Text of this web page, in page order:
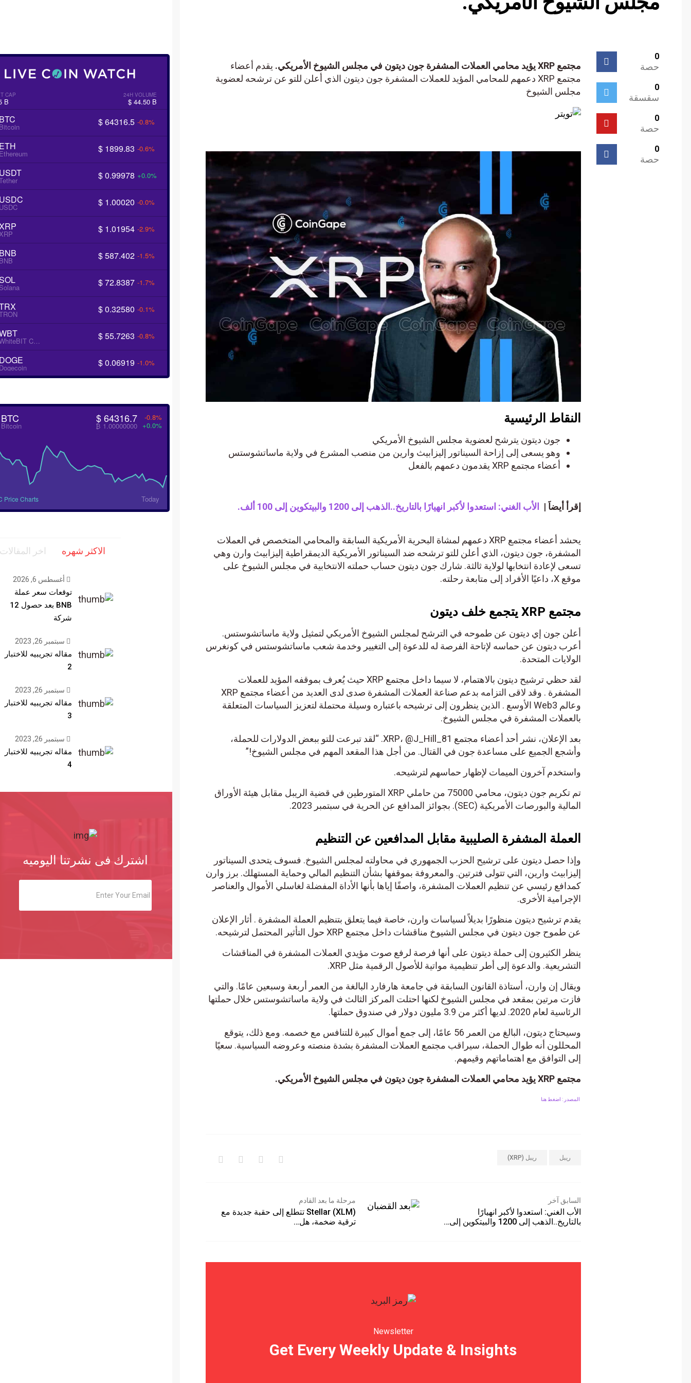
حصة
سقسقة
حصة
حصة
مجتمع XRP يؤيد محامي العملات المشفرة جون ديتون في مجلس الشيوخ الأمريكي.
يقدم أعضاء
مجتمع XRP دعمهم للمحامي المؤيد للعملات المشفرة جون ديتون الذي أعلن للتو عن ترشحه لعضوية
مجلس الشيوخ
النقاط الرئيسية
جون ديتون يترشح لعضوية مجلس الشيوخ الأمريكي
وهو يسعى إلى إزاحة السيناتور إليزابيث وارين من منصب المشرع في ولاية ماساتشوستس
أعضاء مجتمع XRP يقدمون دعمهم بالفعل
إقرأ أيضاَ |الأب الغني: استعدوا لأكبر انهيارًا بالتاريخ..الذهب إلى 1200 والبيتكوين إلى 100 ألف.
يحشد أعضاء مجتمع XRP دعمهم لمشاة البحرية الأمريكية السابقة والمحامي المتخصص في العملات
المشفرة، جون ديتون، الذي أعلن للتو ترشحه ضد السيناتور الأمريكية الديمقراطية إليزابيث وارن وهي
تسعى لإعادة انتخابها لولاية ثالثة. شارك جون ديتون حساب حملته الانتخابية في مجلس الشيوخ على
موقع X، داعيًا الأفراد إلى متابعة رحلته.
مجتمع XRP يتجمع خلف ديتون
أعلن جون إي ديتون عن طموحه في الترشح لمجلس الشيوخ الأمريكي لتمثيل ولاية ماساتشوستس.
أعرب ديتون عن حماسه لإتاحة الفرصة له للدعوة إلى التغيير وخدمة شعب ماساتشوستس في كونغرس
الولايات المتحدة.
لقد حظي ترشيح ديتون بالاهتمام، لا سيما داخل مجتمع XRP حيث يُعرف بموقفه المؤيد للعملات
المشفرة . وقد لاقى التزامه بدعم صناعة العملات المشفرة صدى لدى العديد من أعضاء مجتمع XRP
وعالم Web3 الأوسع . الذين ينظرون إلى ترشيحه باعتباره وسيلة محتملة لتعزيز السياسات المتعلقة
بالعملات المشفرة في مجلس الشيوخ.
بعد الإعلان، نشر أحد أعضاء مجتمع XRP، @J_Hill_81. “لقد تبرعت للتو ببعض الدولارات للحملة،
وأشجع الجميع على مساعدة جون في القتال. من أجل هذا المقعد المهم في مجلس الشيوخ!”
واستخدم آخرون الميمات لإظهار حماسهم لترشيحه.
تم تكريم جون ديتون، محامي 75000 من حاملي XRP المتورطين في قضية الريبل مقابل هيئة الأوراق
المالية والبورصات الأمريكية (SEC). بجوائز المدافع عن الحرية في سبتمبر 2023.
العملة المشفرة الصليبية مقابل المدافعين عن التنظيم
وإذا حصل ديتون على ترشيح الحزب الجمهوري في محاولته لمجلس الشيوخ. فسوف يتحدى السيناتور
إليزابيث وارين، التي تتولى فترتين. والمعروفة بموقفها بشأن التنظيم المالي وحماية المستهلك. برز وارن
كمدافع رئيسي عن تنظيم العملات المشفرة، واصفًا إياها بأنها الأداة المفضلة لغاسلي الأموال والعناصر
الإجرامية الأخرى.
يقدم ترشيح ديتون منظورًا بديلاً لسياسات وارن، خاصة فيما يتعلق بتنظيم العملة المشفرة . أثار الإعلان
عن طموح جون ديتون في مجلس الشيوخ مناقشات داخل مجتمع XRP حول التأثير المحتمل لترشيحه.
ينظر الكثيرون إلى حملة ديتون على أنها فرصة لرفع صوت مؤيدي العملات المشفرة في المناقشات
التشريعية. والدعوة إلى أطر تنظيمية مواتية للأصول الرقمية مثل XRP.
ويقال إن وارن، أستاذة القانون السابقة في جامعة هارفارد البالغة من العمر أربعة وسبعين عامًا. والتي
فازت مرتين بمقعد في مجلس الشيوخ لكنها احتلت المركز الثالث في ولاية ماساتشوستس خلال حملتها
الرئاسية لعام 2020. لديها أكثر من 3.9 مليون دولار في صندوق حملتها.
وسيحتاج ديتون، البالغ من العمر 56 عامًا، إلى جمع أموال كبيرة للتنافس مع خصمه. ومع ذلك، يتوقع
المحللون أنه طوال الحملة، سيراقب مجتمع العملات المشفرة بشدة منصته وعروضه السياسية. سعيًا
إلى التوافق مع اهتماماتهم وقيمهم.
مجتمع XRP يؤيد محامي العملات المشفرة جون ديتون في مجلس الشيوخ الأمريكي.
المصدر : اضغط هنا
ريبل ريبل (XRP)
السابق آخر
الأب الغني: استعدوا لأكبر انهيارًا
بالتاريخ..الذهب إلى 1200 والبيتكوين إلى…
مرحلة ما بعد القادم
Stellar (XLM) تتطلع إلى حقبة جديدة مع
ترقية ضخمة، هل…
Newsletter
Get Every Weekly Update & Insights
CAP
B
24H VOLUME
$ 44.50 B
BTC
Bitcoin $ 64316.5 -0.8%
ETH
Ethereum $ 1899.83 -0.6%
USDT
Tether $ 0.99978 +0.0%
USDC
USDC $ 1.00020 -0.0%
XRP
XRP $ 1.01954 -2.9%
BNB
BNB $ 587.402 -1.5%
SOL
Solana $ 72.8387 -1.7%
TRX
TRON $ 0.32580 -0.1%
WBT $ 55.7263 -0.8%
DOGE
Dogecoin $ 0.06919 -1.0%
BTC
Bitcoin
-0.8%
+0.0%
$ 64316.7
₿ 1.00000000
BTC Price Charts Today
الاكثر شهره اخر المقالات
أغسطس 6, 2026
توقعات سعر عملة
BNB بعد حصول 12
شركة
سبتمبر 26, 2023
مقاله تجريبيه للاختبار
سبتمبر 26, 2023
مقاله تجريبيه للاختبار
سبتمبر 26, 2023
مقاله تجريبيه للاختبار
اشترك فى نشرتنا اليوميه